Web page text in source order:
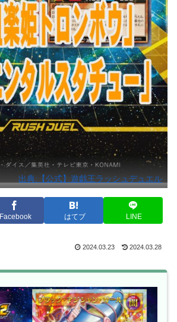
出典:【公式】遊戯王ラッシュデュエル
Facebook はてブ LINE
2024.03.23 2024.03.28